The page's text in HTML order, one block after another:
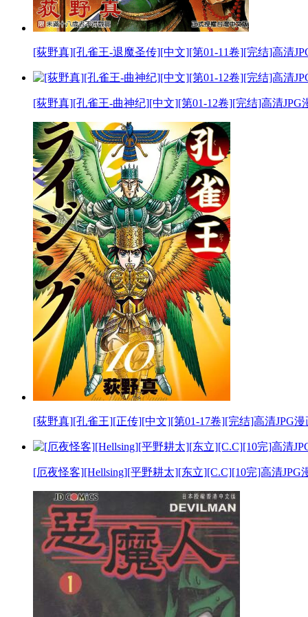
[荻野真][孔雀王-退魔圣传][中文][第01-11卷][完结]高清
[荻野真][孔雀王-曲神纪][中文][第01-12卷][完结]高清JPG
[荻野真][孔雀王][正传][中文][第01-17卷][完结]高清JPG漫
[厄夜怪客][Hellsing][平野耕太][东立][C.C][10完]高清JPG